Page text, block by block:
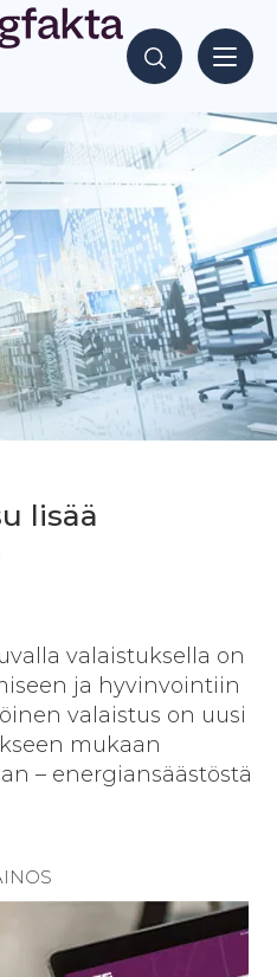
Hae sisältöjä
lisää
valaistuksella on
ja hyvinvointiin
valaistus on uusi
mukaan
– energiansäästöstä